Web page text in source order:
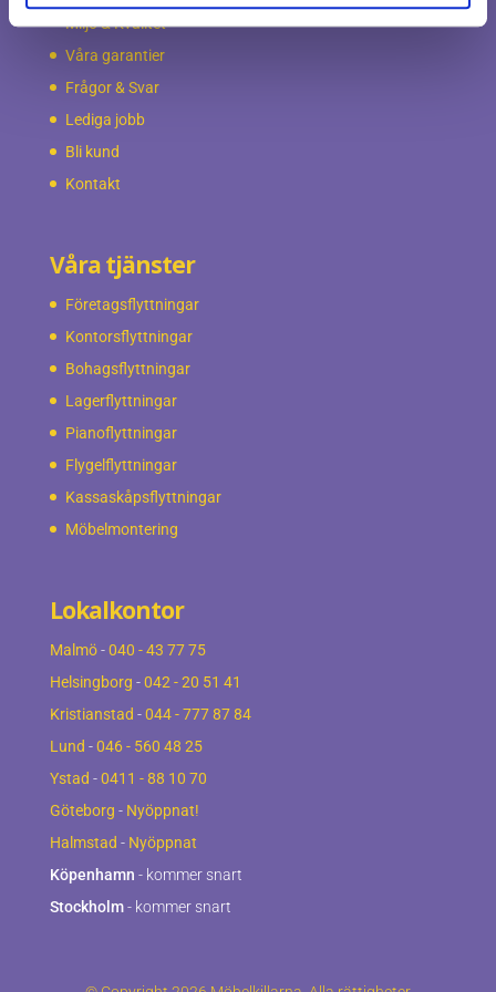
Miljö & Kvalitet
Våra garantier
Frågor & Svar
Lediga jobb
Bli kund
Kontakt
Våra tjänster
Företagsflyttningar
Kontorsflyttningar
Bohagsflyttningar
Lagerflyttningar
Pianoflyttningar
Flygelflyttningar
Kassaskåpsflyttningar
Möbelmontering
Lokalkontor
Malmö-040 - 43 77 75
Helsingborg -042 - 20 51 41
Kristianstad -044 - 777 87 84
Lund -046 - 560 48 25
Ystad -0411 - 88 10 70
Göteborg - Nyöppnat!
Halmstad - Nyöppnat
Köpenhamn - kommer snart
Stockholm- kommer snart